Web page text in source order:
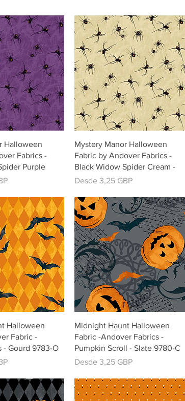
rápida
Halloween
Fabrics -
Purple
Vista rápida
Mystery Manor Halloween
Fabric by Andover Fabrics -
Black Widow Spider Cream -
Desde 3,25 GBP
Precio de oferta
rápida
Halloween
Fabric -
- Gourd 9783-O
Vista rápida
Midnight Haunt Halloween
Fabric -Andover Fabrics -
Pumpkin Scroll - Slate 9780-C
Desde 3,25 GBP
Precio de oferta